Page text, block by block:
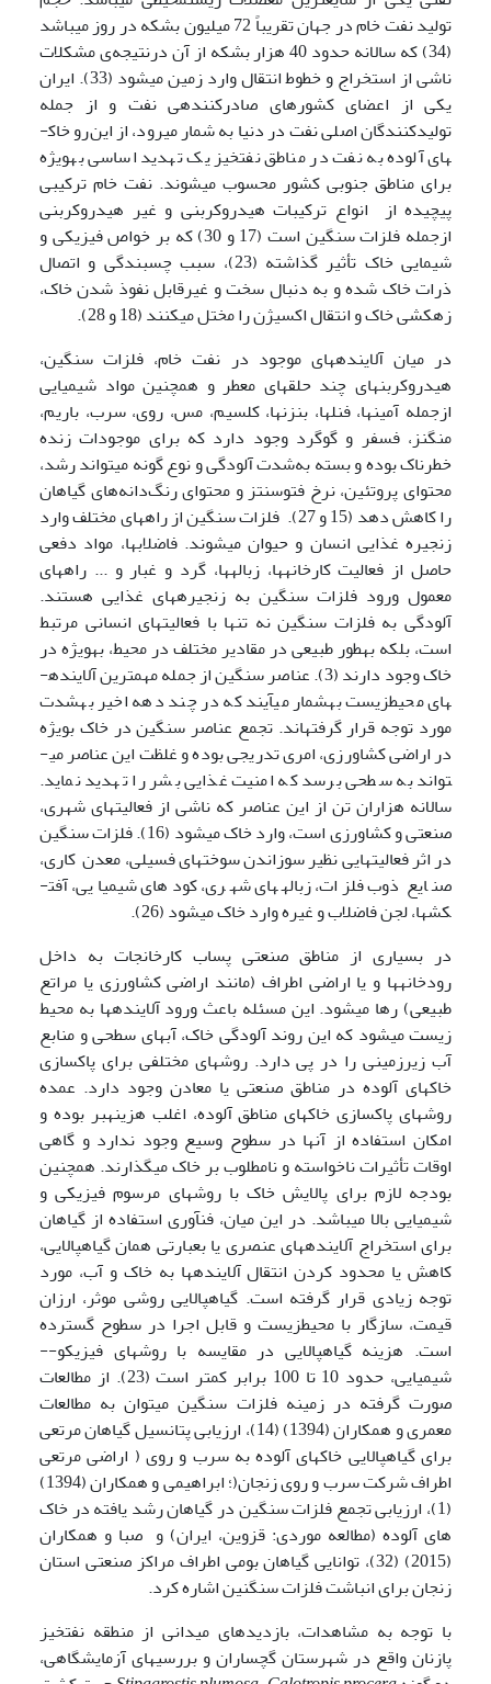
تولید نفت خام در جهان تقریباً 72 میلیون بشکه در روز می­باشد
(34) که سالانه حدود 40 هزار بشکه از آن درنتیجه‌ی مشکلات
ناشی از استخراج و خطوط انتقال وارد زمین می­شود (33). ایران
یکی از اعضای کشورهای صادرکننده­ی نفت و از جمله
تولیدکنندگان اصلی نفت در دنیا به شمار می­رود، از این‌رو خاک­
های آلوده به نفت در مناطق نفت­خیز یک تهدید اساسی به­ویژه
برای مناطق جنوبی کشور محسوب می­شوند. نفت خام ترکیبی
پیچیده از انواع ترکیبات هیدروکربنی و غیر هیدروکربنی
ازجمله فلزات سنگین است (17 و 30) که بر خواص فیزیکی و
شیمایی خاک تأثیر گذاشته (23)، سبب چسبندگی و اتصال
ذرات خاک شده و به دنبال سخت و غیرقابل نفوذ شدن خاک،
زهکشی خاک و انتقال اکسیژن را مختل می­کنند (18 و 28).
در میان آلاینده­های موجود در نفت خام، فلزات سنگین،
هیدروکربن­های چند حلقه­ای معطر و همچنین مواد شیمیایی
ازجمله آمین­ها، فنل­ها، بنزن­ها، کلسیم، مس، روی، سرب، باریم،
منگنز، فسفر و گوگرد وجود دارد که برای موجودات زنده
خطرناک بوده و بسته به‌شدت آلودگی و نوع گونه می­تواند رشد،
محتوای پروتئین، نرخ فتوسنتز و محتوای رنگ‌دانه‌های گیاهان
را کاهش دهد (15 و 27). فلزات سنگین از راه­های مختلف وارد
زنجیره غذایی انسان و حیوان می­شوند. فاضلاب­ها، مواد دفعی
حاصل از فعالیت کارخانه­ها، زباله­ها، گرد و غبار و ... راه­های
معمول ورود فلزات سنگین به زنجیره­های غذایی هستند.
آلودگی به فلزات سنگین نه تنها با فعالیت­های انسانی مرتبط
است، بلکه به­طور طبیعی در مقادیر مختلف در محیط، به­ویژه در
خاک وجود دارند (3). عناصر سنگین از جمله مهم­ترین آلاینده­
های محیط­زیست به­شمار می­آیند که در چند دهه اخیر به­شدت
مورد توجه قرار گرفته­اند. تجمع عناصر سنگین در خاک بویژه
در اراضی کشاورزی، امری تدریجی بوده و غلظت این عناصر می­
تواند به­ سطحی برسد که امنیت غذایی بشر را تهدید نماید.
سالانه هزاران تن از این عناصر که ناشی از فعالیت­های شهری،
صنعتی و کشاورزی است، وارد خاک می­شود (16). فلزات سنگین
در اثر فعالیتهایی نظیر سوزاندن سوختهای فسیلی، معدن کاری،
صنایع ذوب فلزات، زباله­های شهری، کودهای شیمیایی، آفت­
کشها، لجن فاضلاب و غیره وارد خاک می­شود (26).
در بسیاری از مناطق صنعتی پساب کارخانجات به داخل
رودخانه­ها و یا اراضی اطراف (مانند اراضی کشاورزی یا مراتع
طبیعی) رها می­شود. این مسئله باعث ورود آلاینده­ها به محیط
زیست می­شود که این روند آلودگی خاک، آبهای سطحی و منابع
آب زیرزمینی را در پی دارد. روشهای مختلفی برای پاکسازی
خاکهای آلوده در مناطق صنعتی یا معادن وجود دارد. عمده
روش­های پاکسازی خاکهای مناطق آلوده، اغلب هزینه­بر بوده و
امکان استفاده از آنها در سطوح وسیع وجود ندارد و گاهی
اوقات تأثیرات ناخواسته و نامطلوب بر خاک می­گذارند. همچنین
بودجه لازم برای پالایش خاک با روش­های مرسوم فیزیکی و
شیمیایی بالا می­باشد. در این میان، فن­آوری استفاده از گیاهان
برای استخراج آلاینده­های عنصری یا بعبارتی همان گیاه­پالایی،
کاهش یا محدود کردن انتقال آلاینده­ها به خاک و آب، مورد
توجه زیادی قرار گرفته است. گیاه­پالایی روشی موثر، ارزان
قیمت، سازگار با محیط­زیست و قابل اجرا در سطوح گسترده
است. هزینه گیاه­پالایی در مقایسه با روش­های فیزیکو-­
شیمیایی، حدود 10 تا 100 برابر کمتر است (23). از مطالعات
صورت گرفته در زمینه فلزات سنگین می­توان به مطالعات
معمری و همکاران (1394) (14)، ارزیابی پتانسیل گیاهان مرتعی
برای گیاه­پالایی خاک­های آلوده به سرب و روی ( اراضی مرتعی
اطراف شرکت سرب و روی زنجان(؛ ابراهیمی و همکاران (1394)
(1)، ارزیابی تجمع فلزات سنگین در گیاهان رشد یافته در خاک
های آلوده (مطالعه موردی: قزوین، ایران) و صبا و همکاران
(2015) (32)، توانایی گیاهان بومی اطراف مراکز صنعتی استان
زنجان برای انباشت فلزات سنگنین اشاره کرد.
با توجه به مشاهدات، بازدیدهای میدانی از منطقه نفت­خیز
پازنان واقع در شهرستان گچساران و بررسی­های آزمایشگاهی،